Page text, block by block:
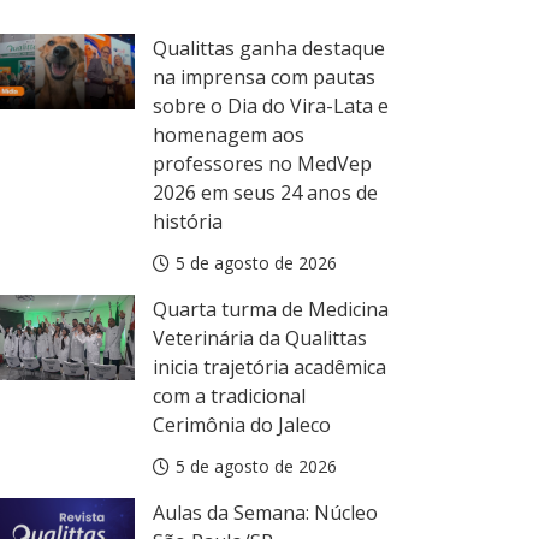
da Semana: Núcleo Aracaju/SE
5 de agosto de 2026
Qualittas ganha destaque
na imprensa com pautas
sobre o Dia do Vira-Lata e
homenagem aos
professores no MedVep
2026 em seus 24 anos de
história
5 de agosto de 2026
Quarta turma de Medicina
Veterinária da Qualittas
inicia trajetória acadêmica
com a tradicional
Cerimônia do Jaleco
5 de agosto de 2026
Aulas da Semana: Núcleo